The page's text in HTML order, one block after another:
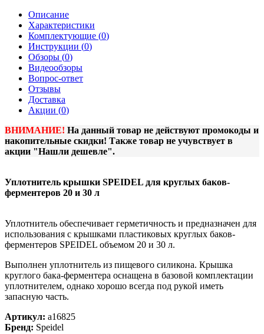
Описание
Характеристики
Комплектующие (0)
Инструкции (0)
Обзоры (0)
Видеообзоры
Вопрос-ответ
Отзывы
Доставка
Акции (0)
ВНИМАНИЕ! На данный товар не действуют промокоды и
накопительные скидки! Также товар не учувствует в
акции "Нашли дешевле".
Уплотнитель крышки SPEIDEL для круглых баков-
ферментеров 20 и 30 л
Уплотнитель обеспечивает герметичность и предназначен для
использования с крышками пластиковых круглых баков-
ферментеров SPEIDEL объемом 20 и 30 л.
Выполнен уплотнитель из пищевого силикона. Крышка
круглого бака-ферментера оснащена в базовой комплектации
уплотнителем, однако хорошо всегда под рукой иметь
запасную часть.
Артикул: a16825
Бренд: Speidel